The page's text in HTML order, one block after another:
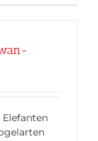
Elefanten